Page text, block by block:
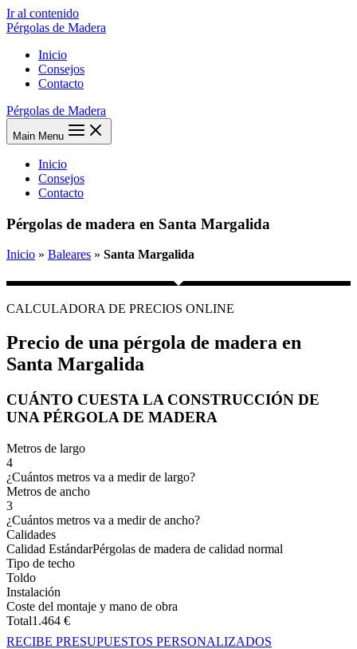
Ir al contenido
Pérgolas de Madera
Inicio
Consejos
Contacto
Pérgolas de Madera
Main Menu
Inicio
Consejos
Contacto
Pérgolas de madera en Santa Margalida
Inicio » Baleares » Santa Margalida
CALCULADORA DE PRECIOS ONLINE
Precio de una pérgola de madera en
Santa Margalida
CUÁNTO CUESTA LA CONSTRUCCIÓN DE
UNA PÉRGOLA DE MADERA
Metros de largo
4
¿Cuántos metros va a medir de largo?
Metros de ancho
3
¿Cuántos metros va a medir de ancho?
Calidades
Calidad EstándarPérgolas de madera de calidad normal
Tipo de techo
Toldo
Instalación
Coste del montaje y mano de obra
Total1.464 €
RECIBE PRESUPUESTOS PERSONALIZADOS